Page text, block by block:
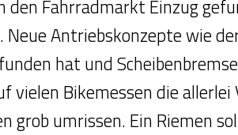
den Fahrradmarkt Einzug
Neue Antriebskonzepte wie
hat und
vielen Bikemessen die
grob umrissen. Ein Riemen